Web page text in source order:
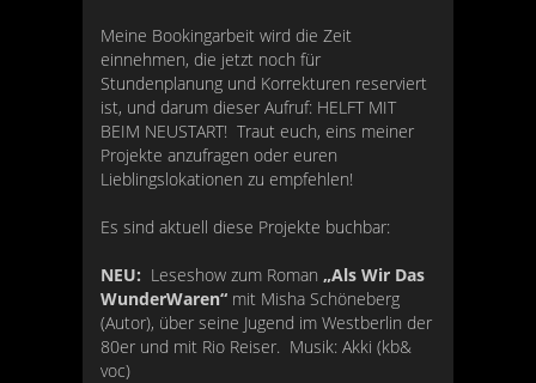
Meine Bookingarbeit wird die Zeit
einnehmen, die jetzt noch für
Stundenplanung und Korrekturen reserviert
ist, und darum dieser Aufruf: HELFT MIT
BEIM NEUSTART! Traut euch, eins meiner
Projekte anzufragen oder euren
Lieblingslokationen zu empfehlen!
Es sind aktuell diese Projekte buchbar:
NEU: Leseshow zum Roman „Als Wir Das
WunderWaren“ mit Misha Schöneberg
(Autor), über seine Jugend im Westberlin der
80er und mit Rio Reiser. Musik: Akki (kb&
voc)